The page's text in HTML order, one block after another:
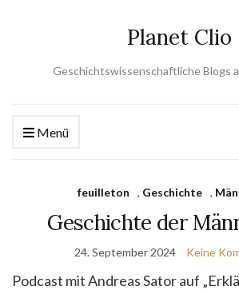
Planet Clio
Geschichtswissenschaftliche Blogs
Menü
feuilleton , Geschichte ,
Geschichte der
24. September 2024 Keine
Podcast mit Andreas Sator auf